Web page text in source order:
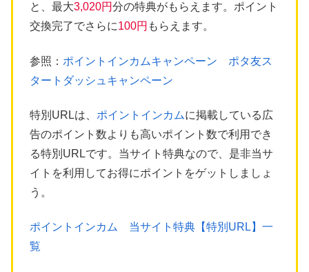
と、最大3,020円分の特典がもらえます。ポイント
交換完了でさらに100円 もらえます。
参照： ポイントインカムキャンペーン ポタ友ス
タートダッシュキャンペーン
特別URLは、 ポイントインカムに掲載している広
告のポイント数よりも高いポイント数で利用でき
る特別URLです。当サイト特典なので、是非当サ
イトを利用してお得にポイントをゲットしましょ
う。
ポイントインカム 当サイト特典【特別URL】一
覧